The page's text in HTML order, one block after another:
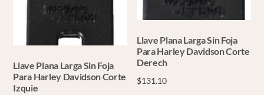
Llave Plana Larga Sin Foja
Para Harley Davidson Corte
Izquie
Llave Plana Larga Sin Foja
Para Harley Davidson Corte
Derech
$131.10